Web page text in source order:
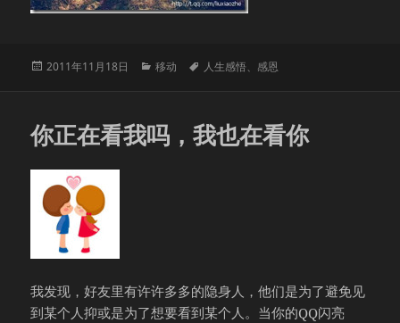
发
2011年11月18日
分
移动
标
人生感悟、感恩
你正在看我吗，我也在看你
我发现，好友里有许许多多的隐身人，他们是为了避免见
到某个人抑或是为了想要看到某个人。当你的QQ闪亮